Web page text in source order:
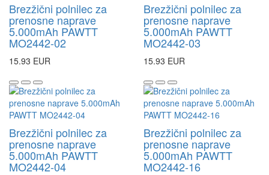
Brezžični polnilec za
prenosne naprave
5.000mAh PAWTT
MO2442-02
15.93 EUR
Brezžični polnilec za
prenosne naprave
5.000mAh PAWTT
MO2442-03
15.93 EUR
Brezžični polnilec za
prenosne naprave
5.000mAh PAWTT
MO2442-04
Brezžični polnilec za
prenosne naprave
5.000mAh PAWTT
MO2442-16